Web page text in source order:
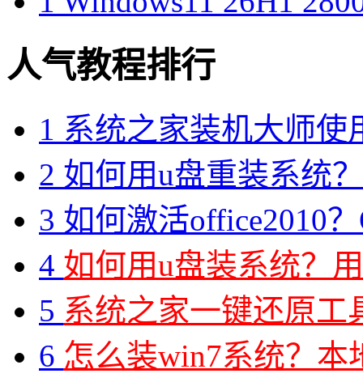
人气教程排行
1 系统之家装机大师使
2 如何用u盘重装系统
3 如何激活office2010
4 如何用u盘装系统？
5 系统之家一键还原工
6 怎么装win7系统？本